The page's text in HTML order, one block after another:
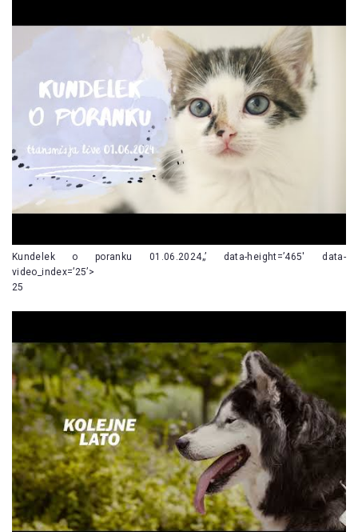
Kundelek o poranku 01.06.2024„’ data-height=’465′ data-
video_index=’25’>
25